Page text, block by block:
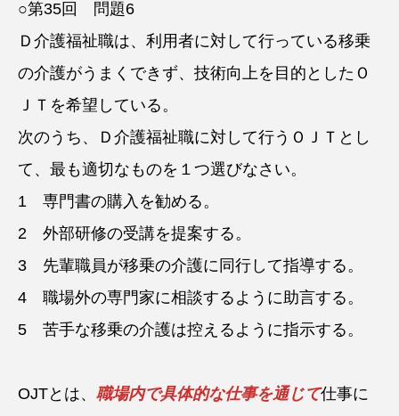
○第35回 問題6
Ｄ介護福祉職は、利用者に対して行っている移乗
の介護がうまくできず、技術向上を目的としたＯ
ＪＴを希望している。
次のうち、Ｄ介護福祉職に対して行うＯＪＴとし
て、最も適切なものを１つ選びなさい。
1 専門書の購入を勧める。
2 外部研修の受講を提案する。
3 先輩職員が移乗の介護に同行して指導する。
4 職場外の専門家に相談するように助言する。
5 苦手な移乗の介護は控えるように指示する。
OJTとは、 職場内で具体的な仕事を通じて仕事に